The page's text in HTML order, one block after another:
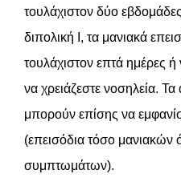
τουλάχιστον δύο
διπολική Ι, τα μανιακά
τουλάχιστον επτά ημέρες
να χρειάζεστε νοσηλεία. Τα
μπορούν επίσης να
(επεισόδια τόσο μανιακών
συμπτωμάτων).